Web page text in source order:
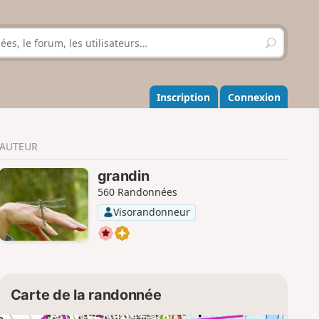
R
e
h
e
r
r
Inscription Connexion
AUTEUR
grandin
560 Randonnées
Visorandonneur
Carte de la randonnée